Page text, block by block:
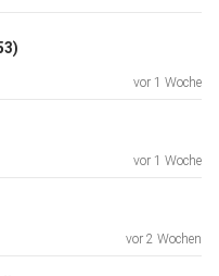
Tagtäglich und
Möglichkeiten,
für das moderne
vor 1 Woche
vor 1 Woche
vor 2 Wochen